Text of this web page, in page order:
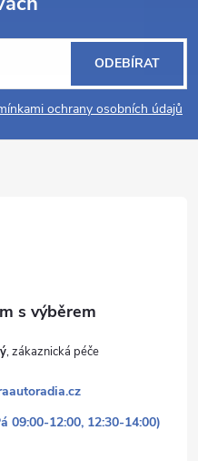
ochrany osobních údajů
ODEBÍRAT
09:00-12:00, 12:30-14:00)